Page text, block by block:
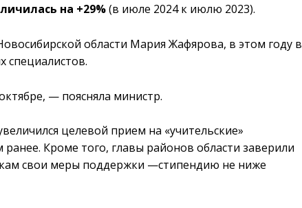
на +29%(в июле 2024 к июлю 2023).
области Мария Жафярова, в этом году в
— поясняла министр.
целевой прием на «учительские»
Кроме того, главы районов области заверили
свои меры поддержки —стипендию не ниже